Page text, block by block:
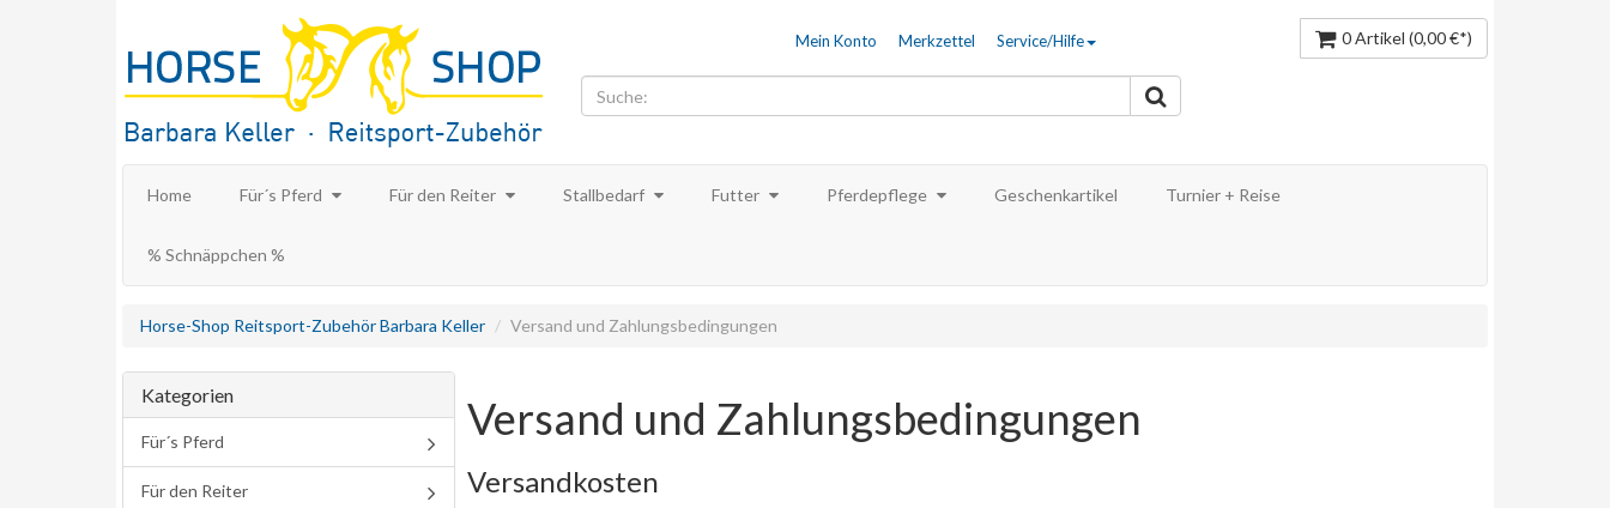
Mein Konto Merkzettel Service/Hilfe 0 Artikel (0,00 €*)
Home Für´s Pferd Für den Reiter Stallbedarf Futter Pferdepflege Geschenkartikel Turnier + Reise
% Schnäppchen %
Horse-Shop Reitsport-Zubehör Barbara Keller Versand und Zahlungsbedingungen
Kategorien
Für´s Pferd
Für den Reiter
Versand und Zahlungsbedingungen
Versandkosten